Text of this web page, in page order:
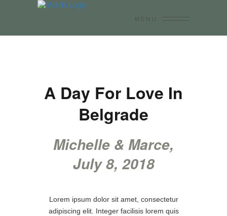
MENU
A Day For Love In
Belgrade
Michelle & Marce,
July 8, 2018
Lorem ipsum dolor sit amet, consectetur
adipiscing elit. Integer facilisis lorem quis